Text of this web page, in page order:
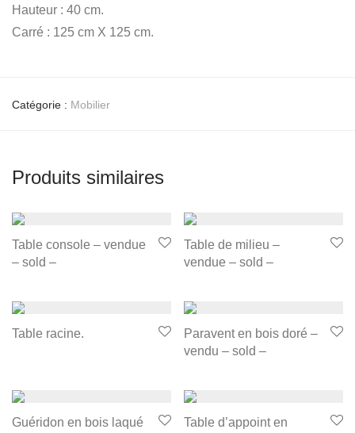
Hauteur : 40 cm.
Carré : 125 cm X 125 cm.
Catégorie : Mobilier
Produits similaires
Table console – vendue
– sold –
Table de milieu –
vendue – sold –
Table racine.
Paravent en bois doré –
vendu – sold –
Guéridon en bois laqué
Table d’appoint en